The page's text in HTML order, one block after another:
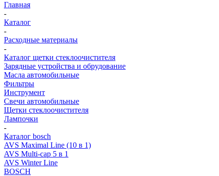
Главная
-
Каталог
-
Расходные материалы
-
Каталог щетки стеклоочистителя
Зарядные устройства и обрудование
Масла автомобильные
Фильтры
Инструмент
Свечи автомобильные
Щетки стеклоочистителя
Лампочки
-
Каталог bosch
AVS Maximal Line (10 в 1)
AVS Multi-cap 5 в 1
AVS Winter Line
BOSCH